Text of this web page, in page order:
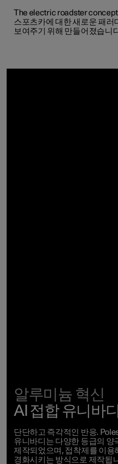
Theelectric roadsterconcept
스포츠카에 대한새로운패러
보여주기 위해 만들어졌습니
알루미늄 혁신
AI 접합 유니바디
단단하고 즉각적인 반응.
유니바디는 다양한 등급의 양
제작되었으며, 접착제를 이용
경화시키는 방식으로 제작됩